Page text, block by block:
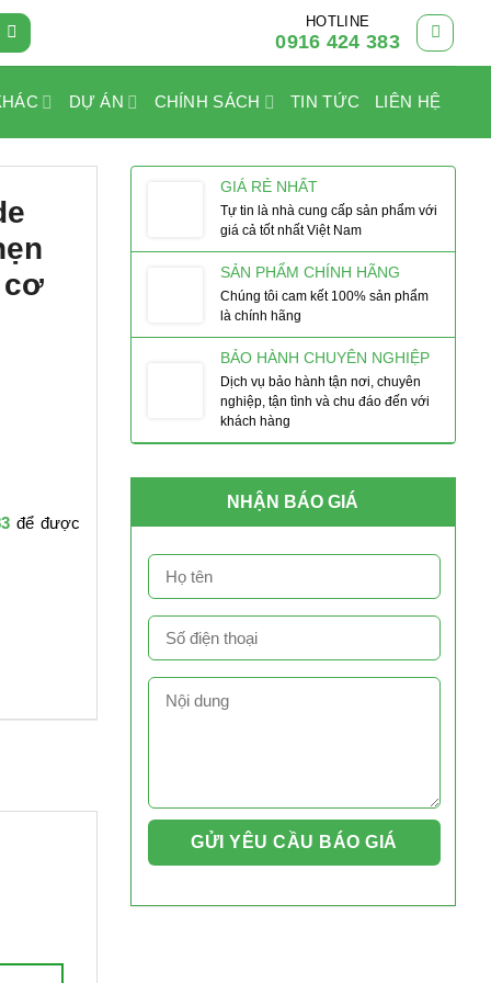
HOTLINE
0916 424 383
DỰ ÁN CHÍNH SÁCH TIN TỨC LIÊN HỆ
GIÁ RẺ NHẤT
Tự tin là nhà cung cấp sản phẩm với
giá cả tốt nhất Việt Nam
SẢN PHẨM CHÍNH HÃNG
Chúng tôi cam kết 100% sản phẩm
là chính hãng
BẢO HÀNH CHUYÊN NGHIỆP
Dịch vụ bảo hành tận nơi, chuyên
nghiệp, tận tình và chu đáo đến với
khách hàng
NHẬN BÁO GIÁ
cơ
để được